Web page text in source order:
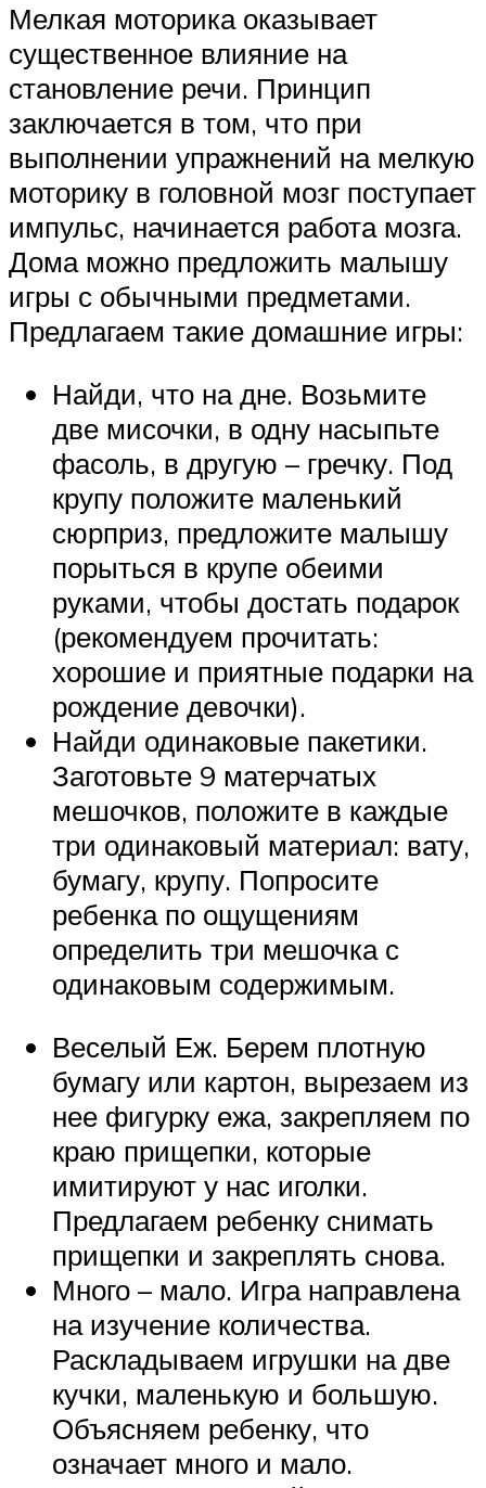
Мелкая моторика оказывает
существенное влияние на
становление речи. Принцип
заключается в том, что при
выполнении упражнений на мелкую
моторику в головной мозг поступает
импульс, начинается работа мозга.
Дома можно предложить малышу
игры с обычными предметами.
Предлагаем такие домашние игры:
Найди, что на дне. Возьмите
две мисочки, в одну насыпьте
фасоль, в другую – гречку. Под
крупу положите маленький
сюрприз, предложите малышу
порыться в крупе обеими
руками, чтобы достать подарок
(рекомендуем прочитать:
хорошие и приятные подарки на
рождение девочки).
Найди одинаковые пакетики.
Заготовьте 9 матерчатых
мешочков, положите в каждые
три одинаковый материал: вату,
бумагу, крупу. Попросите
ребенка по ощущениям
определить три мешочка с
одинаковым содержимым.
Веселый Еж. Берем плотную
бумагу или картон, вырезаем из
нее фигурку ежа, закрепляем по
краю прищепки, которые
имитируют у нас иголки.
Предлагаем ребенку снимать
прищепки и закреплять снова.
Много – мало. Игра направлена
на изучение количества.
Раскладываем игрушки на две
кучки, маленькую и большую.
Объясняем ребенку, что
означает много и мало.